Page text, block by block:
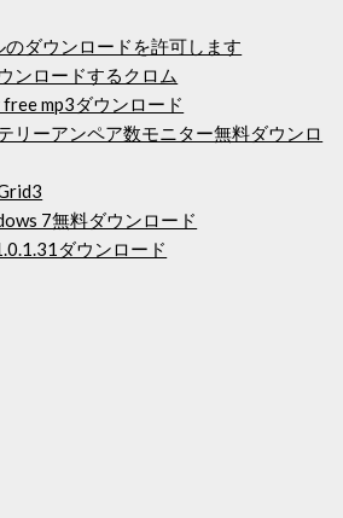
ダウンロードを許可します
ンロードするクロム
mp3ダウンロード
リーアンペア数モニター無料ダウンロ
7無料ダウンロード
ダウンロード